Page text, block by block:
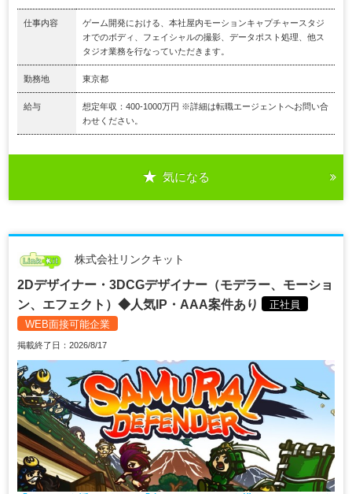
仕事内容
ゲーム開発における、本社屋内モーションキャプチャースタジ
オでのボディ、フェイシャルの撮影、データポスト処理、他ス
タジオ業務を行なっていただきます。
勤務地 東京都
給与
想定年収：400-1000万円 ※詳細は転職エージェントへお問い合
わせください。
気になる
株式会社リンクキット
2Dデザイナー・3DCGデザイナー（モデラー、モーショ
ン、エフェクト）◆人気IP・AAA案件あり
正社員
WEB面接可能企業
掲載終了日：2026/8/17